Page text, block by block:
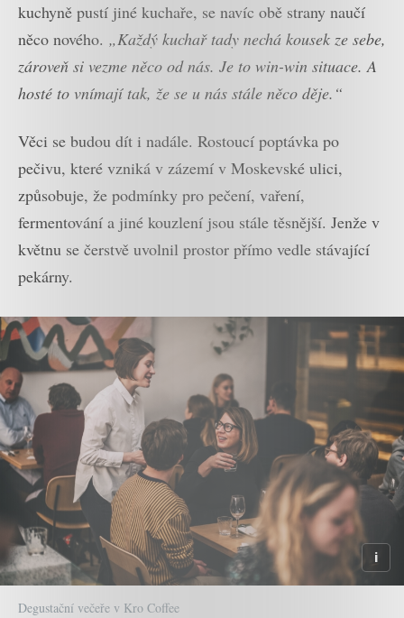
kuchyně pustí jiné kuchaře, se navíc obě strany naučí
něco nového. „Každý kuchař tady nechá kousek ze sebe,
zároveň si vezme něco od nás. Je to win-win situace. A
hosté to vnímají tak, že se u nás stále něco děje.“
Věci se budou dít i nadále. Rostoucí poptávka po
pečivu, které vzniká v zázemí v Moskevské ulici,
způsobuje, že podmínky pro pečení, vaření,
fermentování a jiné kouzlení jsou stále těsnější. Jenže v
květnu se čerstvě uvolnil prostor přímo vedle stávající
pekárny.
Degustační večeře v Kro Coffee